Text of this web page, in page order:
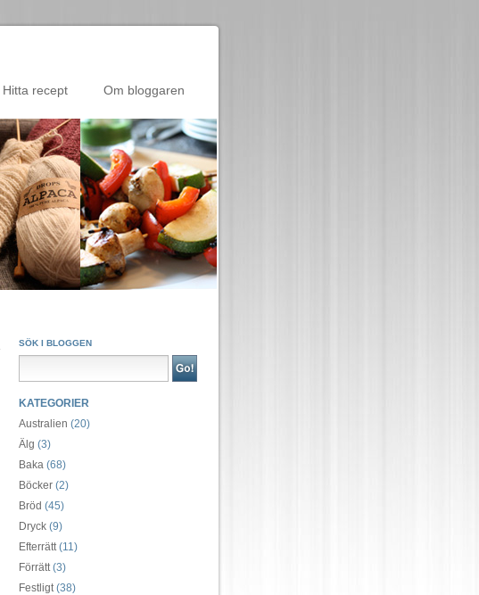
Hitta recept Om bloggaren
SÖK I BLOGGEN
KATEGORIER
Australien (20)
Älg (3)
Baka (68)
Böcker (2)
Bröd (45)
Dryck (9)
Efterrätt(11)
Förrätt(3)
Festligt(38)